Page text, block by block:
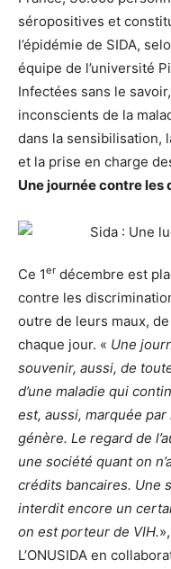
séropositives et
l’épidémie de SIDA,
équipe de l’université
Infectées sans le
inconscients de la
dans la sensibilisation,
et la prise en charge
Une journée contre
Ce 1er décembre est
contre les
outre de leurs maux,
chaque jour. « Une
souvenir, aussi, de
d’une maladie qui
est, aussi, marquée
génère. Le regard de
une société quant on
crédits bancaires. Une
interdit encore un
on est porteur de VIH.
L’ONUSIDA en